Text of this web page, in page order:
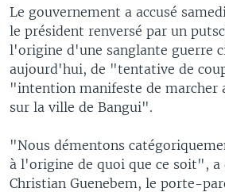
Le gouvernement a accusé
le président renversé par un
l'origine d'une sanglante guerre
aujourd'hui, de "tentative de
"intention manifeste de marcher
sur la ville de Bangui".
"Nous démentons
à l'origine de quoi que ce soit", a
Christian Guenebem, le porte-